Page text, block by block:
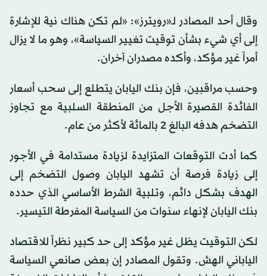
وقال أحد المصادر لـ«رويترز»: «لم تكن هناك نية للإشارة
إلى أي شيء بشأن توقيت تغيير السياسة»، وهو ما لا يزال
أمراً غير مؤكد، وأكده مصدران آخران.
وحسب مراقبين، فإن بنك اليابان يتطلع إلى سحب أسعار
الفائدة القصيرة الأجل من المنطقة السلبية مع تجاوز
التضخم هدفه البالغ 2 بالمائة لأكثر من عام.
كما أدت التوقعات المتزايدة لزيادة مستدامة في الأجور
إلى زيادة فرصة أن تشهد اليابان وصول التضخم إلى
الهدف بشكل دائم، وتلبية الشرط الأساسي الذي حدده
بنك اليابان لإنهاء سنوات من السياسة المفرطة التيسير.
لكن التوقيت يظل غير مؤكد إلى حد كبير نظراً للاقتصاد
الياباني الهش. وتقول المصادر إن بعض صانعي السياسة